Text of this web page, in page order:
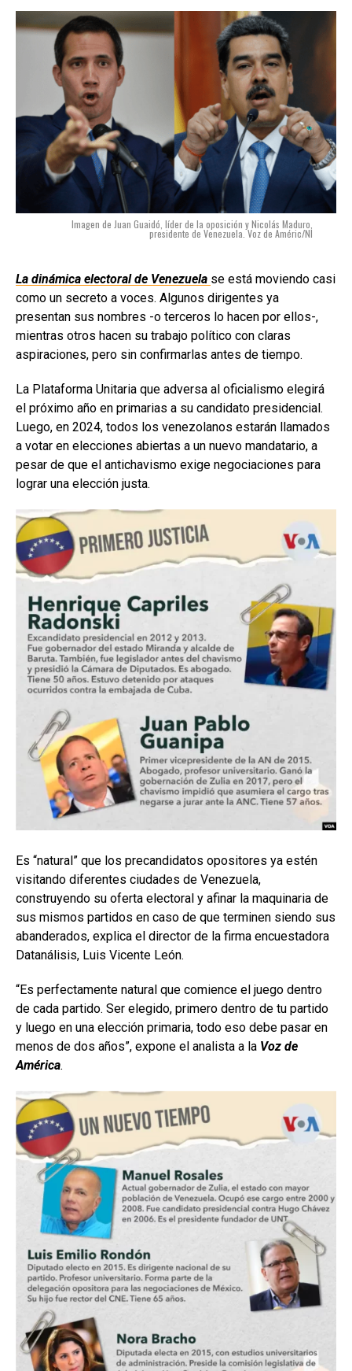
Imagen de Juan Guaidó, líder de la oposición y Nicolás Maduro,
presidente de Venezuela. Voz de Améric/NI
La dinámica electoral de Venezuela se está moviendo casi
como un secreto a voces. Algunos dirigentes ya
presentan sus nombres -o terceros lo hacen por ellos-,
mientras otros hacen su trabajo político con claras
aspiraciones, pero sin confirmarlas antes de tiempo.
La Plataforma Unitaria que adversa al oficialismo elegirá
el próximo año en primarias a su candidato presidencial.
Luego, en 2024, todos los venezolanos estarán llamados
a votar en elecciones abiertas a un nuevo mandatario, a
pesar de que el antichavismo exige negociaciones para
lograr una elección justa.
Es “natural” que los precandidatos opositores ya estén
visitando diferentes ciudades de Venezuela,
construyendo su oferta electoral y afinar la maquinaria de
sus mismos partidos en caso de que terminen siendo sus
abanderados, explica el director de la firma encuestadora
Datanálisis, Luis Vicente León.
“Es perfectamente natural que comience el juego dentro
de cada partido. Ser elegido, primero dentro de tu partido
y luego en una elección primaria, todo eso debe pasar en
menos de dos años”, expone el analista a la Voz de
América.